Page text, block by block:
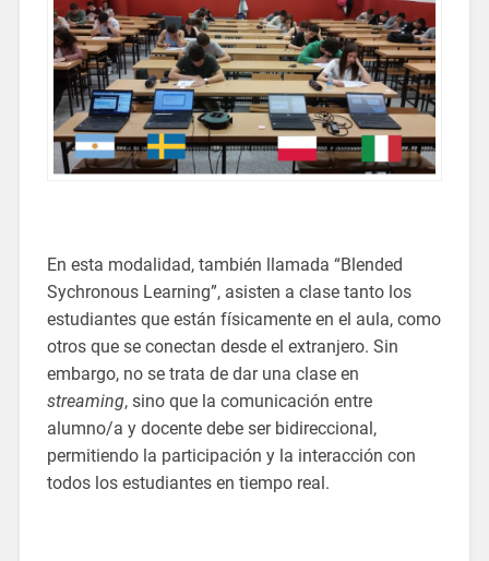
En esta modalidad, también llamada “Blended
Sychronous Learning”, asisten a clase tanto los
estudiantes que están físicamente en el aula, como
otros que se conectan desde el extranjero. Sin
embargo, no se trata de dar una clase en
streaming, sino que la comunicación entre
alumno/a y docente debe ser bidireccional,
permitiendo la participación y la interacción con
todos los estudiantes en tiempo real.